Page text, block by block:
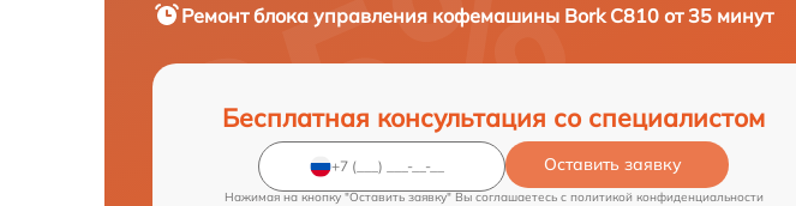
Ремонт блока управления кофемашины Bork C810 от 35 минут
Бесплатная консультация со специалистом
Оставить заявку
Нажимая на кнопку "Оставить заявку" Вы соглашаетесь c политикой конфиденциальности